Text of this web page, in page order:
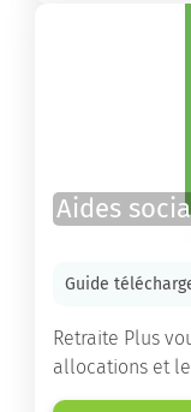
Aides
Guide
Retraite Plus
allocations et
âgées ont droit